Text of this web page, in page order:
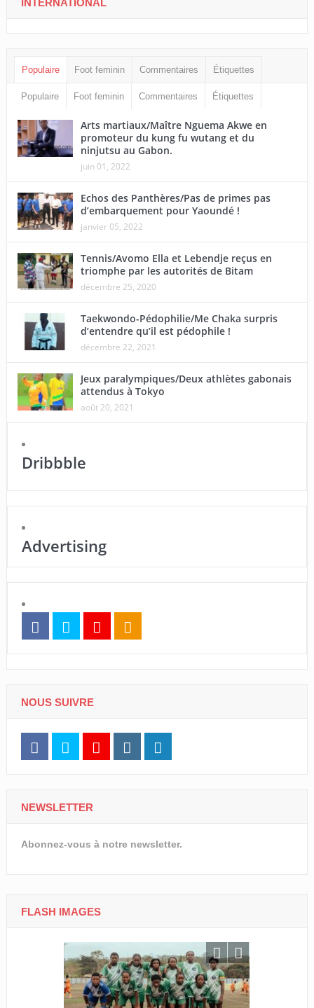
INTERNATIONAL
Populaire Foot feminin Commentaires Étiquettes
Populaire Foot feminin Commentaires Étiquettes
Arts martiaux/Maître Nguema Akwe en
promoteur du kung fu wutang et du
ninjutsu au Gabon.
juin 01, 2022
Echos des Panthères/Pas de primes pas
d’embarquement pour Yaoundé !
janvier 05, 2022
Tennis/Avomo Ella et Lebendje reçus en
triomphe par les autorités de Bitam
décembre 25, 2020
Taekwondo-Pédophilie/Me Chaka surpris
d’entendre qu’il est pédophile !
décembre 22, 2021
Jeux paralympiques/Deux athlètes gabonais
attendus à Tokyo
août 20, 2021
Dribbble
Advertising
NOUS SUIVRE
NEWSLETTER
Abonnez-vous à notre newsletter.
FLASH IMAGES